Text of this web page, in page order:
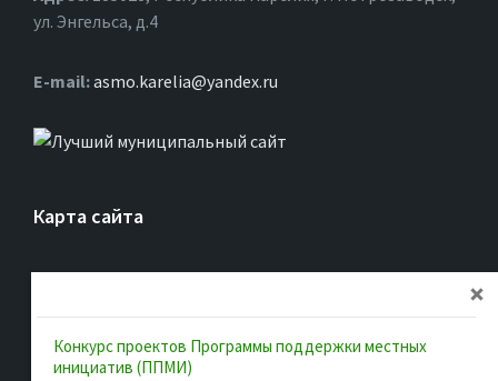
ул. Энгельса, д.4
Е-mail:asmo.karelia@yandex.ru
Карта сайта
Об ассоциации
Документы
Конкурс проектов Программы поддержки местных
инициатив (ППМИ)